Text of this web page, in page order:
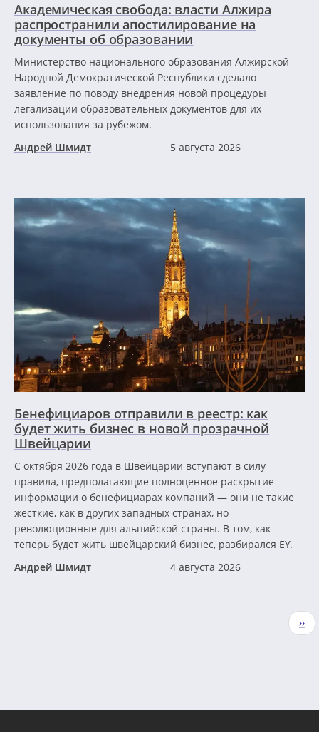
Академическая свобода: власти Алжира
распространили апостилирование на
документы об образовании
Министерство национального образования Алжирской
Народной Демократической Республики сделало
заявление по поводу внедрения новой процедуры
легализации образовательных документов для их
использования за рубежом.
Андрей Шмидт
5 августа 2026
Бенефициаров отправили в реестр: как
будет жить бизнес в новой прозрачной
Швейцарии
С октября 2026 года в Швейцарии вступают в силу
правила, предполагающие полноценное раскрытие
информации о бенефициарах компаний — они не такие
жесткие, как в других западных странах, но
революционные для альпийской страны. В том, как
теперь будет жить швейцарский бизнес, разбирался EY.
Андрей Шмидт
4 августа 2026
››